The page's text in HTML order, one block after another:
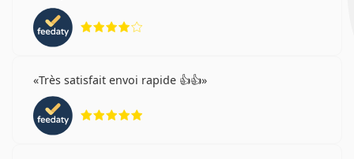
Très satisfait envoi rapide 👍👍